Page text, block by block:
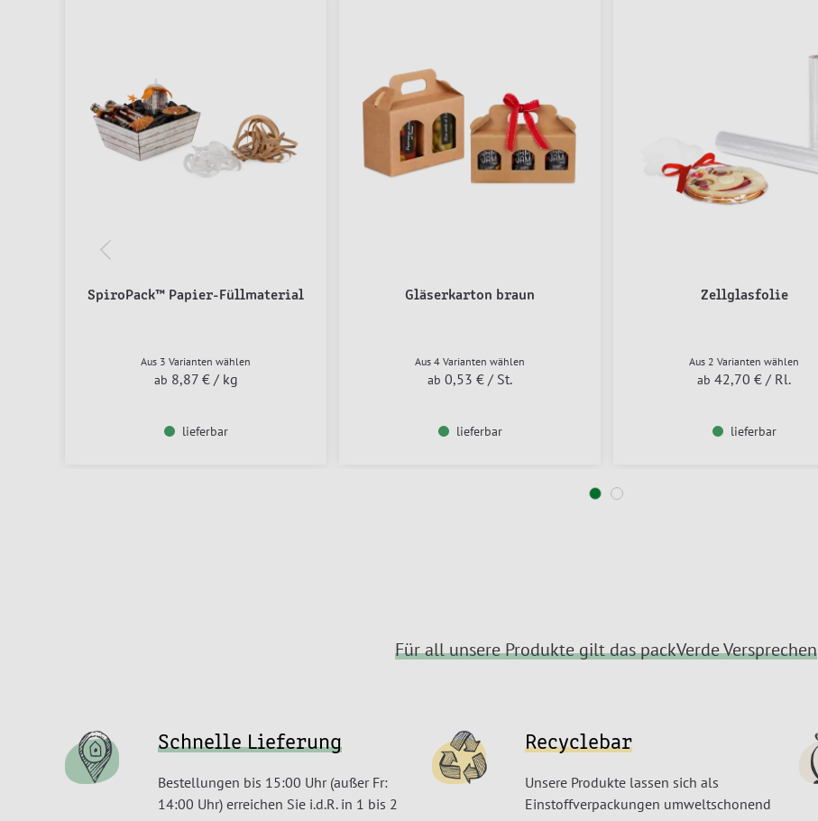
SpiroPack™ Papier-Füllmaterial
Aus 3 Varianten wählen
ab 8,87 € / kg
lieferbar
Gläserkarton braun
Aus 4 Varianten wählen
ab 0,53 € / St.
lieferbar
Zellglasfolie
Aus 2 Varianten wählen
ab 42,70 € / Rl.
lieferbar
Für all unsere Produkte gilt das packVerde Versprechen
Schnelle Lieferung
Bestellungen bis 15:00 Uhr (außer Fr:
14:00 Uhr) erreichen Sie i.d.R. in 1 bis 2
Recyclebar
Unsere Produkte lassen sich als
Einstoffverpackungen umweltschonend